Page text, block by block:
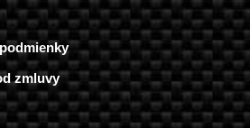
zmluvy